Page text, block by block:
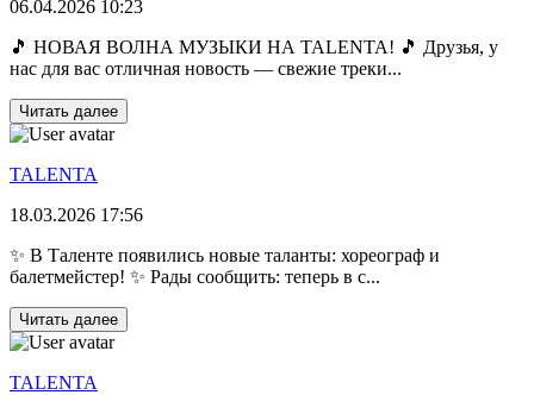
06.04.2026 10:23
🎵 НОВАЯ ВОЛНА МУЗЫКИ НА TALENTA! 🎵 Друзья, у
нас для вас отличная новость — свежие треки...
Читать далее
TALENTA
18.03.2026 17:56
✨ В Таленте появились новые таланты: хореограф и
балетмейстер! ✨ Рады сообщить: теперь в с...
Читать далее
TALENTA